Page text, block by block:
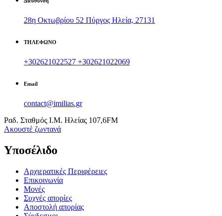
28η Οκτωβρίου 52 Πύργος Ηλεία, 27131
ΤΗΛΕΦΩΝΟ
+302621022527 +302621022069
Email
contact@imilias.gr
Ραδ. Σταθμός Ι.Μ. Ηλείας 107,6FM
Aκουστέ ζωντανά
Υποσέλιδο
Αρχιερατικές Περιφέρειες
Επικοινωνία
Μονές
Συχνές απορίες
Αποστολή απορίας